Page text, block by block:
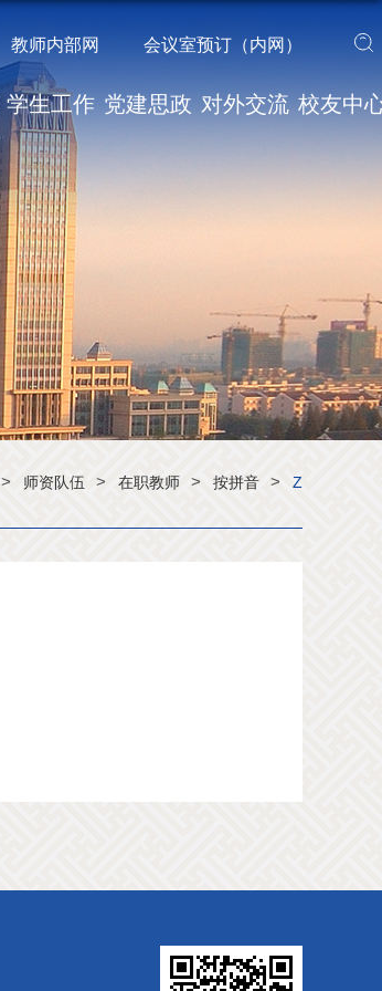
教师内部网 会议室预订（内网）
学生工作 党建思政 对外交流 校友中
> 师资队伍 > 在职教师 > 按拼音 > Z